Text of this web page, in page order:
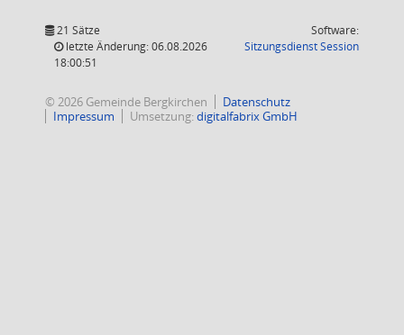
21 Sätze
letzte Änderung: 06.08.2026
18:00:51
Software:
SitzungsdienstSession(Wird in
© 2026 Gemeinde Bergkirchen
Datenschutz
Impressum
Umsetzung:digitalfabrix GmbH